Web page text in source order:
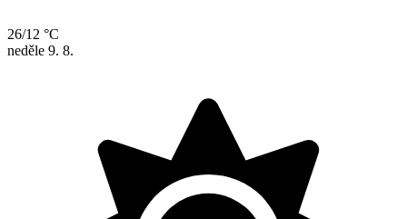
26/12 °C
neděle 9. 8.